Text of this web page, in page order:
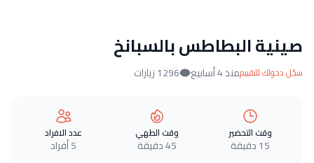
صينية البطاطس بالسبانخ
سجّل دخولك للتقييممنذ 4 أسابيع 1296 زيارات
وقت التحضير
15 دقيقة
وقت الطهي
45 دقيقة
عدد الافراد
5 أفراد